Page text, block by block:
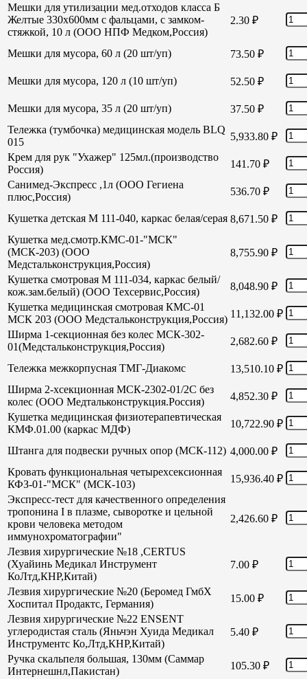
Мешки для утилизации мед.отходов класса Б
Желтые 330х600мм с фальцами, с замком-
стяжкой, 10 л (ООО НПФ Медком,Россия)
2.30 ₽
Мешки для мусора, 60 л (20 шт/уп) 73.50 ₽
Мешки для мусора, 120 л (10 шт/уп) 52.50 ₽
Мешки для мусора, 35 л (20 шт/уп) 37.50 ₽
Тележка (тумбочка) медицинская модель BLQ
015
5,933.80 ₽
Крем для рук "Ухажер" 125мл.(производство
Россия)
141.70 ₽
Санимед-Экспресс ,1л (ООО Гегиена
плюс,Россия)
536.70 ₽
Кушетка детская М 111-040, каркас белая/серая 8,671.50 ₽
Кушетка мед.смотр.КМС-01-"МСК"
(МСК-203) (ООО
Медстальконструкция,Россия)
8,755.90 ₽
Кушетка смотровая М 111-034, каркас белый/
кож.зам.белый) (ООО Техсервис,Россия)
8,048.90 ₽
Кушетка медицинская смотровая КМС-01
МСК 203 (ООО Медстальконструкция,Россия) 11,132.00 ₽
Ширма 1-секционная без колес МСК-302-
01(Медстальконструкция,Россия)
2,682.60 ₽
Тележка межкорпусная ТМГ-Диакомс 13,510.10 ₽
Ширма 2-хсекционная МСК-2302-01/2С без
колес (ООО Медтальконструкция.Россия)
4,852.30 ₽
Кушетка медицинская физиотерапевтическая
КМФ.01.00 (каркас МДФ)
10,722.90 ₽
Штанга для подвески ручных опор (МСК-112) 4,000.00 ₽
Кровать функциональная четырехсексионная
КФЗ-01-"МСК" (МСК-103)
15,936.40 ₽
Экспресс-тест для качественного определения
тропонина I в плазме, сыворотке и цельной
крови человека методом
иммунохроматографии"
2,426.60 ₽
Лезвия хирургические №18 ,CERTUS
(Хуайинь Медикал Инструмент
КоЛтд,КНР,Китай)
7.00 ₽
Лезвия хирургические №20 (Беромед ГмбХ
Хоспитал Продактс, Германия)
15.00 ₽
Лезвия хирургические №22 ENSENT
углеродистая сталь (Яньчэн Хуида Медикал
Инструментс Ко,Лтд,КНР,Китай)
5.40 ₽
Ручка скальпеля большая, 130мм (Саммар
Интернешнл,Пакистан)
105.30 ₽